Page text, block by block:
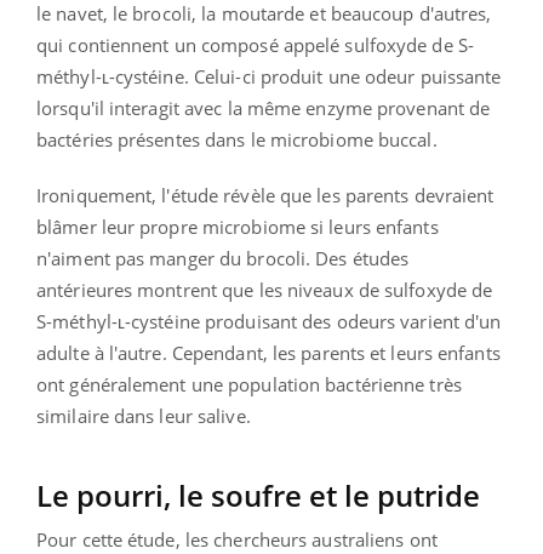
le navet, le brocoli, la moutarde et beaucoup d'autres,
qui contiennent un composé appelé sulfoxyde de S-
méthyl-ʟ-cystéine. Celui-ci produit une odeur puissante
lorsqu'il interagit avec la même enzyme provenant de
bactéries présentes dans le microbiome buccal.
Ironiquement, l'étude révèle que les parents devraient
blâmer leur propre microbiome si leurs enfants
n'aiment pas manger du brocoli. Des études
antérieures montrent que les niveaux de sulfoxyde de
S-méthyl-ʟ-cystéine produisant des odeurs varient d'un
adulte à l'autre. Cependant, les parents et leurs enfants
ont généralement une population bactérienne très
similaire dans leur salive.
Le pourri, le soufre et le putride
Pour cette étude, les chercheurs australiens ont